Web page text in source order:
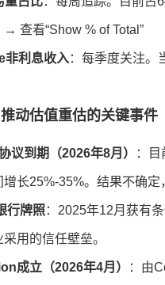
查看“Show % of Total”
非利息收入：每季度关注。
动估值重估的关键事件
议到期（2026年8月） ：
长25%-35%。结果不确定
行牌照：2025年12月获有
用的信任壁垒。
成立（2026年4月） ：由